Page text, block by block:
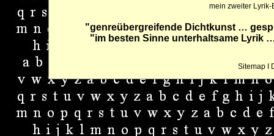
mein zweiter
"genreübergreifende Dichtkunst …
"im besten Sinne unterhaltsame Lyrik
SitemapI